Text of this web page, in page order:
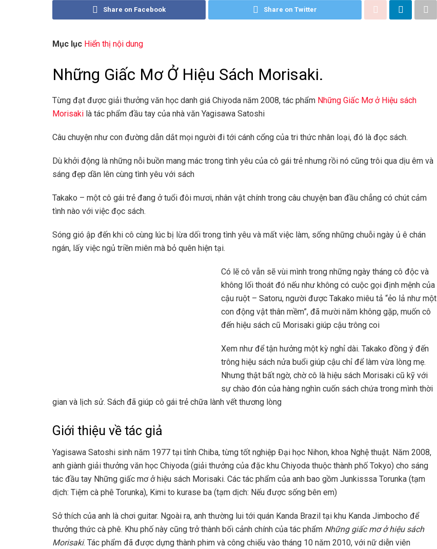
Share on Facebook Share on Twitter
Mục lục Hiển thị nội dung
Những Giấc Mơ Ở Hiệu Sách Morisaki.
Từng đạt được giải thưởng văn học danh giá Chiyoda năm 2008, tác phẩm Những Giấc Mơ ở Hiệu sách
Morisaki là tác phẩm đầu tay của nhà văn Yagisawa Satoshi
Câu chuyện như con đường dẫn dắt mọi người đi tới cánh cổng của tri thức nhân loại, đó là đọc sách.
Dù khởi động là những nỗi buồn mang mác trong tình yêu của cô gái trẻ nhưng rồi nó cũng trôi qua dịu êm và
sáng đẹp dần lên cùng tình yêu với sách
Takako – một cô gái trẻ đang ở tuổi đôi mươi, nhân vật chính trong câu chuyện ban đầu chẳng có chút cảm
tình nào với việc đọc sách.
Sóng gió ập đến khi cô cùng lúc bị lừa dối trong tình yêu và mất việc làm, sống những chuỗi ngày ủ ê chán
ngán, lấy việc ngủ triền miên mà bỏ quên hiện tại.
Có lẽ cô vẫn sẽ vùi mình trong những ngày tháng cô độc và
không lối thoát đó nếu như không có cuộc gọi định mệnh của
cậu ruột – Satoru, người được Takako miêu tả “ẻo lả như một
con động vật thân mềm”, đã mười năm không gặp, muốn cô
đến hiệu sách cũ Morisaki giúp cậu trông coi
Xem như để tận hưởng một kỳ nghỉ dài. Takako đồng ý đến
trông hiệu sách nửa buổi giúp cậu chỉ để làm vừa lòng mẹ.
Nhưng thật bất ngờ, chờ cô là hiệu sách Morisaki cũ kỹ với
sự chào đón của hàng nghìn cuốn sách chứa trong mình thời
gian và lịch sử. Sách đã giúp cô gái trẻ chữa lành vết thương lòng
Giới thiệu về tác giả
Yagisawa Satoshi sinh năm 1977 tại tỉnh Chiba, từng tốt nghiệp Đại học Nihon, khoa Nghệ thuật. Năm 2008,
anh giành giải thưởng văn học Chiyoda (giải thưởng của đặc khu Chiyoda thuộc thành phố Tokyo) cho sáng
tác đầu tay Những giấc mơ ở hiệu sách Morisaki. Các tác phẩm của anh bao gồm Junkisssa Torunka (tạm
dịch: Tiệm cà phê Torunka), Kimi to kurase ba (tạm dịch: Nếu được sống bên em)
Sở thích của anh là chơi guitar. Ngoài ra, anh thường lui tới quán Kanda Brazil tại khu Kanda Jimbocho để
thưởng thức cà phê. Khu phố này cũng trở thành bối cảnh chính của tác phẩm Những giấc mơ ở hiệu sách
Morisaki. Tác phẩm đã được dựng thành phim và công chiếu vào tháng 10 năm 2010, với nữ diễn viên